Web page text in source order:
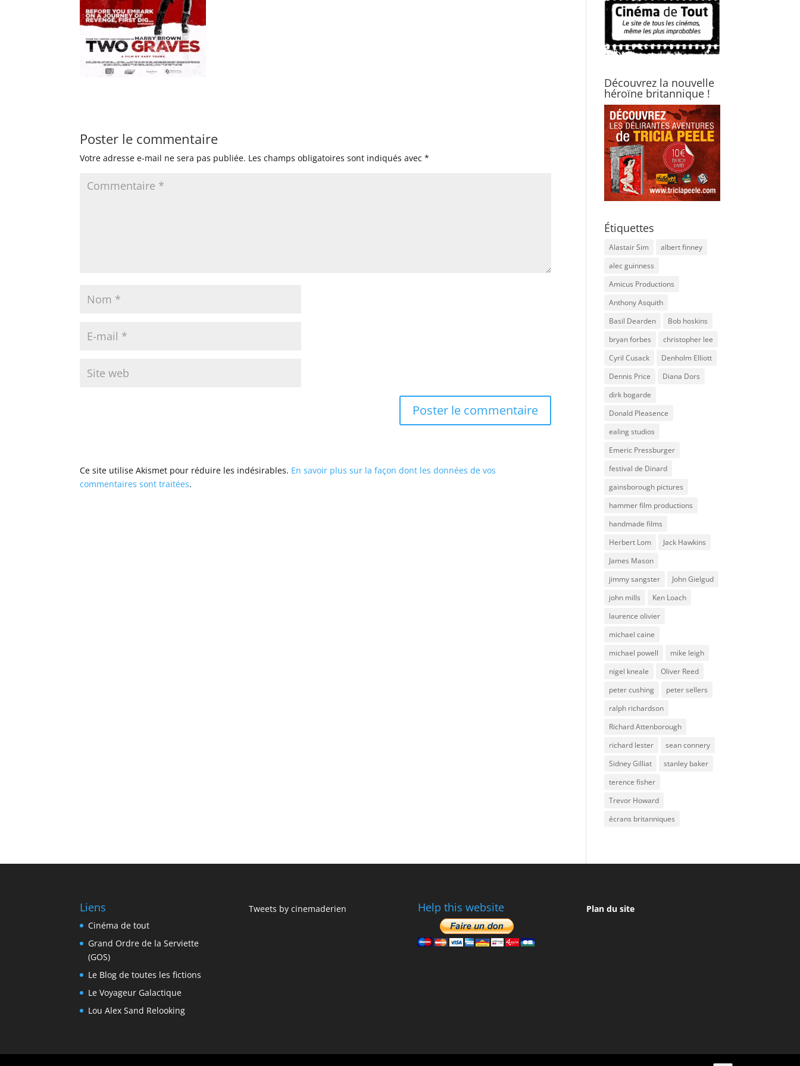
Poster le commentaire
Votre adresse e-mail ne sera pas publiée. Les champs obligatoires sont indiqués avec*
Ce site utilise Akismet pour réduire les indésirables. En savoir plus sur la façon dont les données de vos
commentaires sont traitées.
Découvrez la nouvelle
héroïne britannique !
Étiquettes
Alastair Sim
albert finney
alec guinness
Amicus Productions
Anthony Asquith
Basil Dearden
Bob hoskins
bryan forbes
christopher lee
Cyril Cusack
Denholm Elliott
Dennis Price
Diana Dors
dirk bogarde
Donald Pleasence
ealing studios
Emeric Pressburger
festival de Dinard
gainsborough pictures
hammer film productions
handmade films
Herbert Lom
Jack Hawkins
James Mason
jimmy sangster
John Gielgud
john mills
Ken Loach
laurence olivier
michael caine
michael powell
mike leigh
nigel kneale
Oliver Reed
peter cushing
peter sellers
ralph richardson
Richard Attenborough
richard lester
sean connery
Sidney Gilliat
stanley baker
terence fisher
Trevor Howard
écrans britanniques
Liens
Cinéma de tout
Grand Ordre de la Serviette
(GOS)
Le Blog de toutes les fictions
Le Voyageur Galactique
Lou Alex Sand Relooking
Tweets by cinemaderien Help this website Plan du site